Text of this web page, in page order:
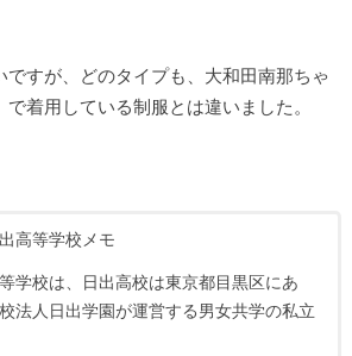
すが、どのタイプも、大和田南那ちゃ
着用している制服とは違いました。
高等学校メモ
学校は、日出高校は東京都目黒区にあ
法人日出学園が運営する男女共学の私立